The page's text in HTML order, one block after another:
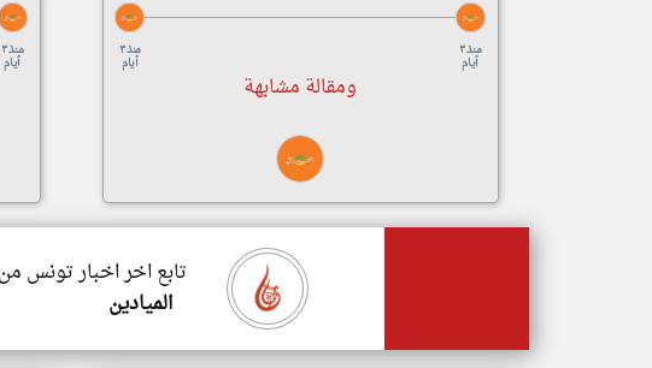
منذ ٣
أيام
منذ ٣
أيام
ومقالة مشابهة
منذ ٣
أيام
تابع اخر اخبار تونس من
الميادين